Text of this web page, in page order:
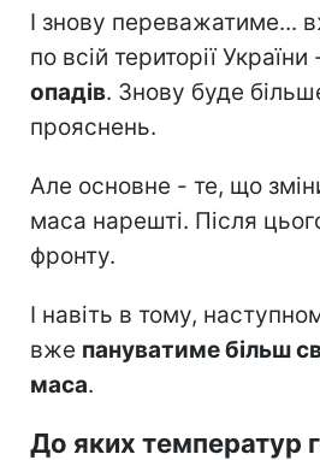
І знову переважатиме...
по всій території України
опадів. Знову буде
прояснень.
Але основне - те, що
маса нарешті. Після
фронту.
І навіть в тому,
вже пануватиме більш
маса.
До яких температур